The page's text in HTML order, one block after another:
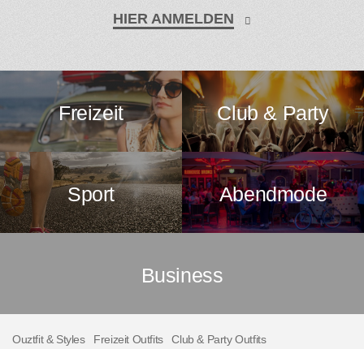
HIER ANMELDEN
Freizeit Club & Party
Sport Abendmode
Business
Ouztfit & Styles Freizeit Outfits
Club & Party Outfits